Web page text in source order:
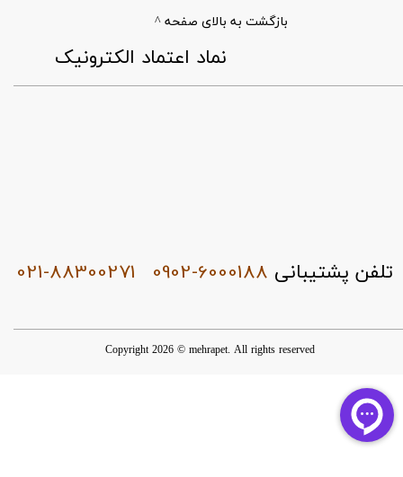
0902-6000188
بازگشت به بالای صفحه ^
021-88300271
Copyright 2026 © mehrapet. All rights reserved
​نماد اعتماد الکترونیک